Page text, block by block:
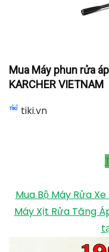
Mua Máy phun rửa
KARCHER VIETNAM
tiki.vn
Mua Bộ Máy Rửa
Máy Xịt Rửa Tăng